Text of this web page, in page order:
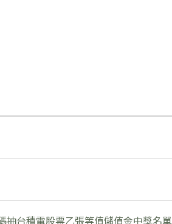
抽台積電股票乙張等值儲值金中獎名單